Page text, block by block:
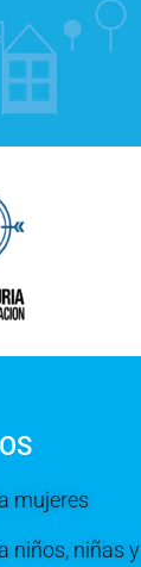
mujeres
niños, niñas y